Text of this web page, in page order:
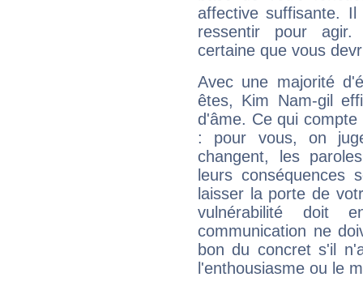
affective suffisante.
ressentir pour agir.
certaine que vous
Avec une majorité
êtes, Kim Nam-gil
d'âme. Ce qui
: pour vous, on
changent, les
leurs conséquences
laisser la porte de
vulnérabilité doit
communication ne
bon du concret s'il
l'enthousiasme ou le